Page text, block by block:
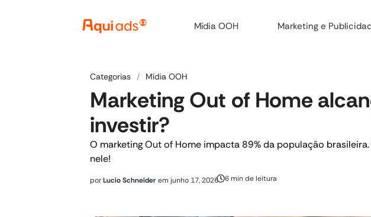
Mídia OOH Marketing e
Categorias / Mídia OOH
Marketing Out of Home
investir?
O marketing Out of Home impacta 89% da população
nele!
porLucio Schneider em junho 17, 2026 6 min de leitura